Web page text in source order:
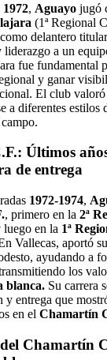
1972, Aguayo jugó
(1ª Regional
delantero
liderazgo a un
fue fundamental
y ganar
El club valoró
a diferentes estilos
Últimos
de entrega
1972-1974,
, primero en la 2ª
luego en la 1ª
Vallecas, aportó
ayudando a
los
blanca. Su carrera
y entrega que
en el Chamartín
Chamartín